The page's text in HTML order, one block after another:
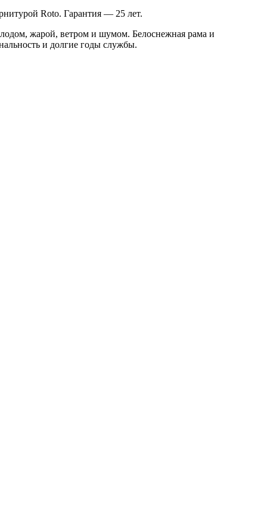
Roto. Гарантия — 25 лет.
жарой, ветром и шумом. Белоснежная рама и
и долгие годы службы.